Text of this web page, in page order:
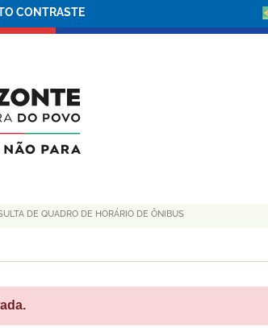
CONTRASTE
DE QUADRO DE HORÁRIO DE ÔNIBUS